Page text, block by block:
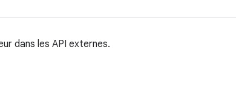
dans les API externes.